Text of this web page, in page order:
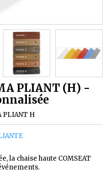
PLIANT (H) -
PLIANT H
la chaise haute COMSEAT